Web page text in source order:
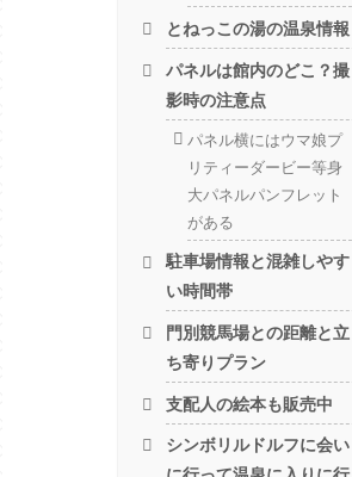
とねっこの湯の温泉情報
パネルは館内のどこ？撮
影時の注意点
パネル横にはウマ娘プ
リティーダービー等身
大パネルパンフレット
がある
駐車場情報と混雑しやす
い時間帯
門別競馬場との距離と立
ち寄りプラン
支配人の絵本も販売中
シンボリルドルフに会い